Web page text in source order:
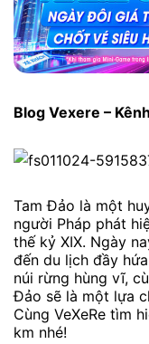
Blog Vexere –
Tam Đảo là một
người Pháp phát
thế kỷ XIX. Ngày
đến du lịch đầy
núi rừng hùng vĩ,
Đảo sẽ là một lựa
Cùng VeXeRe tìm
km nhé!